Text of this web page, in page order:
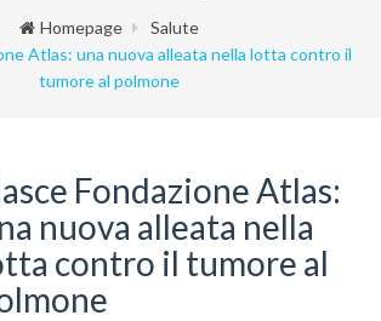
Homepage
Salute
Atlas: una nuova alleata nella lotta contro il
tumore al polmone
Fondazione Atlas:
nuova alleata nella
contro il tumore al